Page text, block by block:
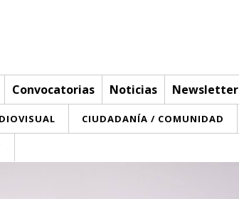
Convocatorias Noticias Newsletter
CIUDADANÍA / COMUNIDAD